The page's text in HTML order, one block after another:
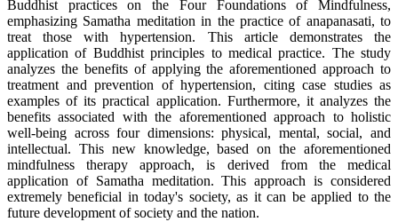
Buddhist practices on the Four Foundations of Mindfulness,
emphasizing Samatha meditation in the practice of anapanasati, to
treat those with hypertension. This article demonstrates the
application of Buddhist principles to medical practice. The study
analyzes the benefits of applying the aforementioned approach to
treatment and prevention of hypertension, citing case studies as
examples of its practical application. Furthermore, it analyzes the
benefits associated with the aforementioned approach to holistic
well-being across four dimensions: physical, mental, social, and
intellectual. This new knowledge, based on the aforementioned
mindfulness therapy approach, is derived from the medical
application of Samatha meditation. This approach is considered
extremely beneficial in today's society, as it can be applied to the
future development of society and the nation.